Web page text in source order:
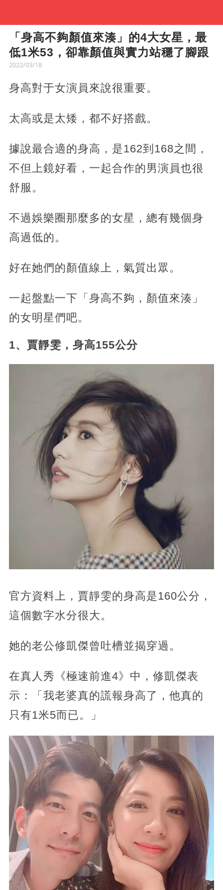
「身高不夠顏值來湊」的4大女星，最
低1米53，卻靠顏值與實力站穩了腳跟
2022/03/18
身高對于女演員來說很重要。
太高或是太矮，都不好搭戲。
據說最合適的身高，是162到168之間，
不但上鏡好看，一起合作的男演員也很
舒服。
不過娛樂圈那麼多的女星，總有幾個身
高過低的。
好在她們的顏值線上，氣質出眾。
一起盤點一下「身高不夠，顏值來湊」
的女明星們吧。
1、賈靜雯，身高155公分
官方資料上，賈靜雯的身高是160公分，
這個數字水分很大。
她的老公修凱傑曾吐槽並揭穿過。
在真人秀《極速前進4》中，修凱傑表
示：「我老婆真的謊報身高了，他真的
只有1米5而已。」